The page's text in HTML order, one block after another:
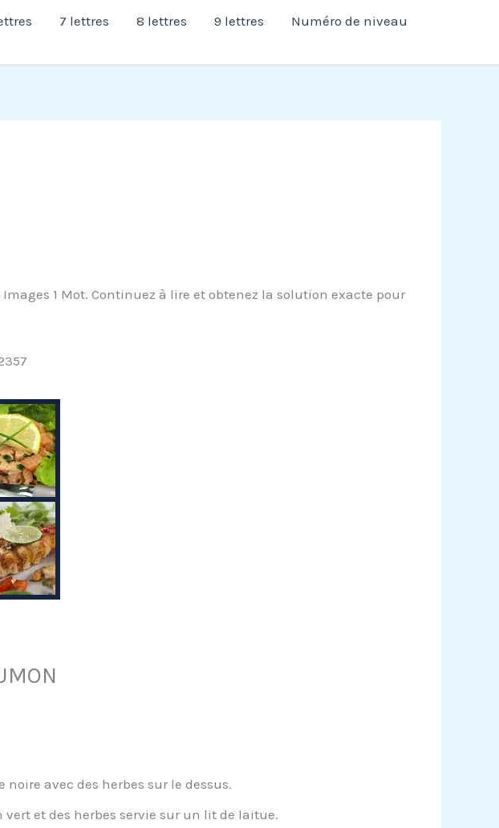
7 lettres 8 lettres 9 lettres
Numéro de niveau
1 Mot. Continuez à lire et obtenez la solution exacte pour
avec des herbes sur le dessus.
et des herbes servie sur un lit de laitue.